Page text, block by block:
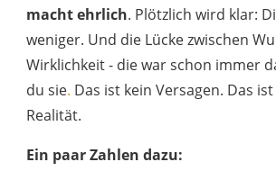
macht ehrlich. Plötzlich wird klar:
weniger. Und die Lücke zwischen
Wirklichkeit - die war schon immer
du sie. Das ist kein Versagen. Das
Realität.
Ein paar Zahlen dazu: